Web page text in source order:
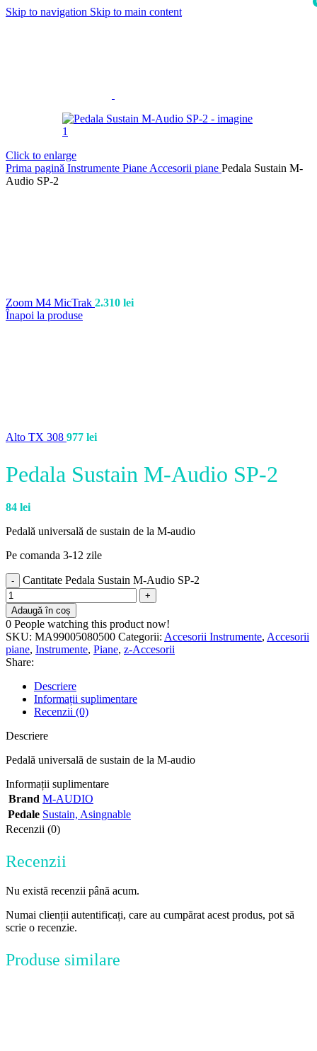
Skip to navigation Skip to main content
Click to enlarge
Prima pagină Instrumente Piane Accesorii piane Pedala Sustain M-
Audio SP-2
Zoom M4 MicTrak 2.310 lei
Înapoi la produse
Alto TX 308 977 lei
Pedala Sustain M-Audio SP-2
84 lei
Pedală universală de sustain de la M-audio
Pe comanda 3-12 zile
Cantitate Pedala Sustain M-Audio SP-2
Adaugă în coș
0 People watching this product now!
SKU: MA99005080500 Categorii: Accesorii Instrumente, Accesorii
piane, Instrumente, Piane, z-Accesorii
Share:
Descriere
Informații suplimentare
Recenzii (0)
Descriere
Pedală universală de sustain de la M-audio
Informații suplimentare
Brand M-AUDIO
Pedale Sustain, Asingnable
Recenzii (0)
Recenzii
Nu există recenzii până acum.
Numai clienții autentificați, care au cumpărat acest produs, pot să
scrie o recenzie.
Produse similare